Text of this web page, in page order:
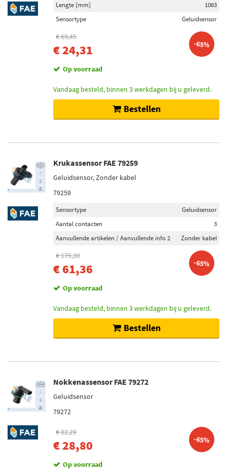
Lengte [mm]
1063
Sensortype
Geluidsensor
€ 69,45
€ 24,31 -65%
Op voorraad
Vandaag besteld, binnen 3 werkdagen bij u geleverd.
Bestellen
Krukassensor FAE 79259
Geluidsensor, Zonder kabel
79259
Sensortype
Geluidsensor
Aantal contacten
3
Aanvullende artikelen / Aanvullende info 2
Zonder kabel
€ 175,30
€ 61,36 -65%
Op voorraad
Vandaag besteld, binnen 3 werkdagen bij u geleverd.
Bestellen
Nokkenassensor FAE 79272
Geluidsensor
79272
€ 82,29
€ 28,80 -65%
Op voorraad